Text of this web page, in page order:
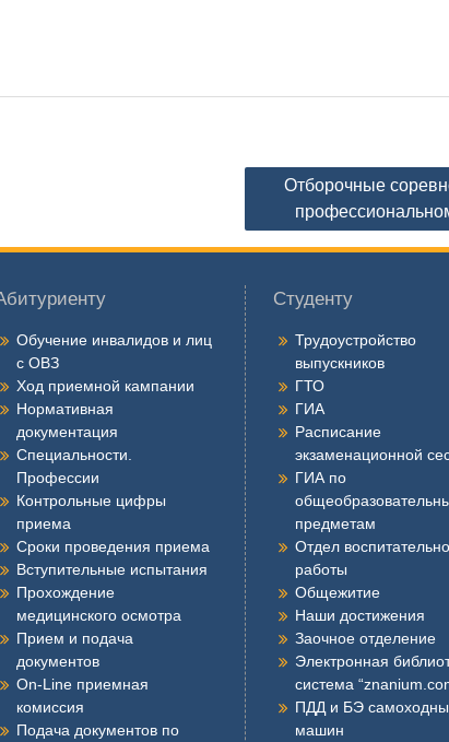
Отборочные
Обучение инвалидов и лиц
с ОВЗ
Ход приемной кампании
Нормативная
документация
Специальности.
Профессии
Контрольные цифры
приема
Сроки проведения приема
Вступительные испытания
Прохождение
медицинского осмотра
Прием и подача
документов
On-Line приемная
комиссия
Подача документов по
Студенту
Трудоустройство
выпускников
ГТО
ГИА
Расписание
экзаменационной
ГИА по
предметам
Отдел
работы
Общежитие
Наши достижения
Заочное отделение
Электронная
система
ПДД и БЭ
машин